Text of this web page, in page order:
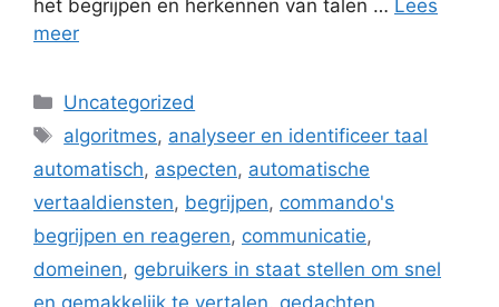
het begrijpen en herkennen van talen … Lees
meer
Categorieën
Uncategorized
Tags
algoritmes, analyseer en identificeer taal
automatisch, aspecten, automatische
vertaaldiensten, begrijpen, commando's
begrijpen en reageren, communicatie,
domeinen, gebruikers in staat stellen om snel
en gemakkelijk te vertalen, gedachten,